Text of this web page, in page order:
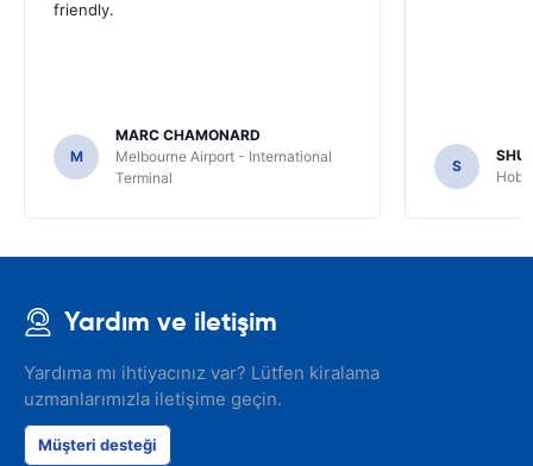
friendly.
M
MARC CHAMONARD
Melbourne Airport - International
Terminal
S
Yardım ve iletişim
Yardıma mı ihtiyacınız var? Lütfen kiralama
uzmanlarımızla iletişime geçin.
Müşteri desteği